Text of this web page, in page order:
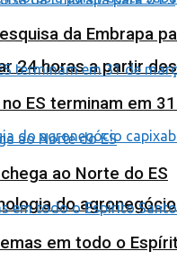
24 horas a partir
do
da Embrapa
ES terminam em
ao Norte do ES
em todo o